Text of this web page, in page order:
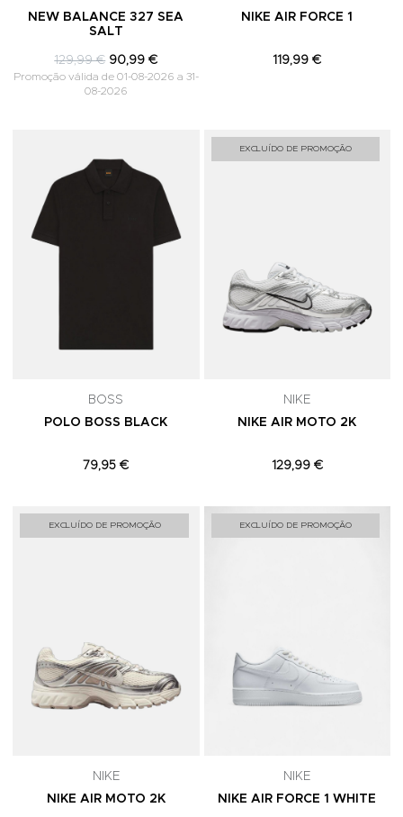
NEW BALANCE 327 SEA
SALT
129,99 € 90,99 €
Promoção válida de 01-08-2026 a 31-
08-2026
NIKE AIR FORCE 1
119,99 €
Adicionar aos Favoritos
BOSS
POLO BOSS BLACK
79,95 €
EXCLUÍDO DE PROMOÇÃO
NIKE
NIKE AIR MOTO 2K
129,99 €
EXCLUÍDO DE PROMOÇÃO Adicionar aos Favoritos
NIKE
NIKE AIR MOTO 2K
EXCLUÍDO DE PROMOÇÃO
NIKE
NIKE AIR FORCE 1 WHITE